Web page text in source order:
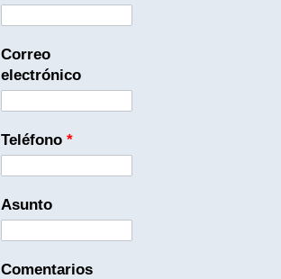
Correo
electrónico
Teléfono*
Asunto
Comentarios